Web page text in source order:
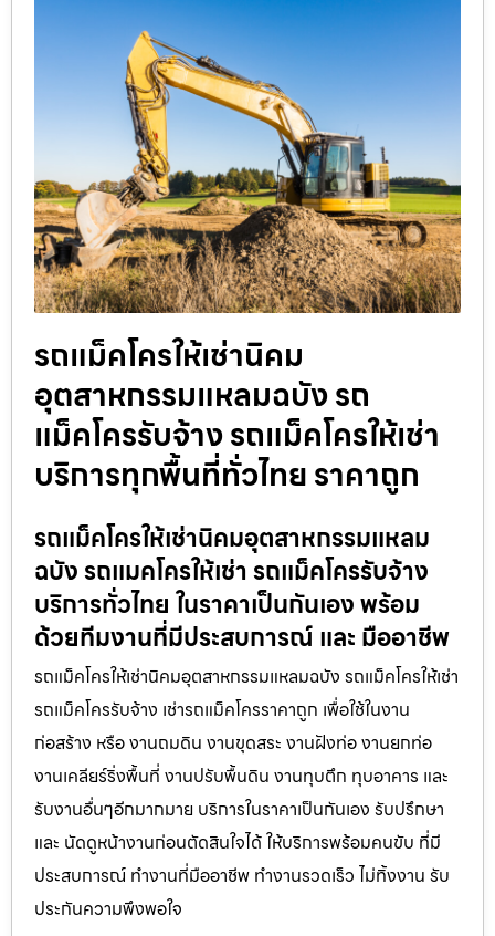
รถแม็คโครให้เช่านิคม
อุตสาหกรรมแหลมฉบัง รถ
แม็คโครรับจ้าง รถแม็คโครให้เช่า
บริการทุกพื้นที่ทั่วไทย ราคาถูก
รถแม็คโครให้เช่านิคมอุตสาหกรรมแหลม
ฉบัง รถแมคโครให้เช่า รถแม็คโครรับจ้าง
บริการทั่วไทย ในราคาเป็นกันเอง พร้อม
ด้วยทีมงานที่มีประสบการณ์ และ มืออาชีพ
รถแม็คโครให้เช่านิคมอุตสาหกรรมแหลมฉบัง รถแม็คโครให้เช่า
รถแม็คโครรับจ้าง เช่ารถแม็คโครราคาถูก เพื่อใช้ในงาน
ก่อสร้าง หรือ งานถมดิน งานขุดสระ งานฝังท่อ งานยกท่อ
งานเคลียร์ริ่งพื้นที่ งานปรับพื้นดิน งานทุบตึก ทุบอาคาร และ
รับงานอื่นๆอีกมากมาย บริการในราคาเป็นกันเอง รับปรึกษา
และ นัดดูหน้างานก่อนตัดสินใจได้ ให้บริการพร้อมคนขับ ที่มี
ประสบการณ์ ทำงานที่มืออาชีพ ทำงานรวดเร็ว ไม่ทิ้งงาน รับ
ประกันความพึงพอใจ